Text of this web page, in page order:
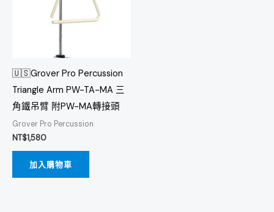
🇺🇸Grover Pro Percussion
Triangle Arm PW-TA-MA 三
角鐵吊臂 附PW-MA轉接頭
Grover Pro Percussion
NT$1,580
加入購物車